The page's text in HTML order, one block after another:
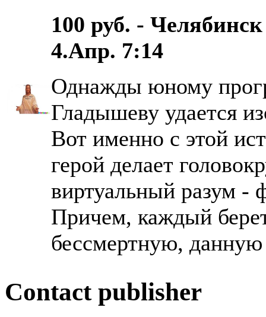
100 руб. -
4.Апр. 7:14
Однажды юному
Гладышеву удается
Вот именно с этой
герой делает
виртуальный разум -
Причем, каждый
бессмертную, данную
Contact publisher